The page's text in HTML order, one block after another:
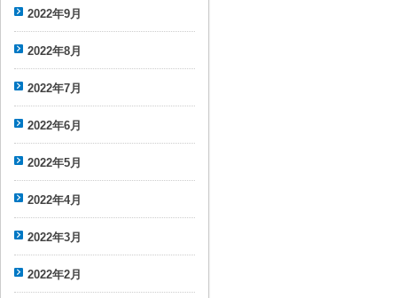
2022年9月
2022年8月
2022年7月
2022年6月
2022年5月
2022年4月
2022年3月
2022年2月